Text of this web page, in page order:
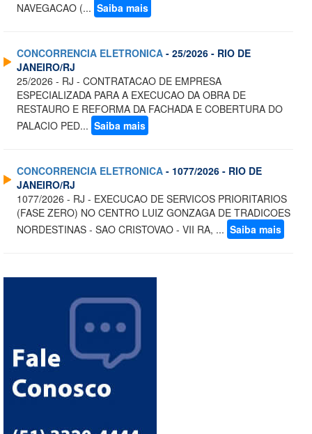
NAVEGACAO (... Saiba mais
CONCORRENCIA ELETRONICA - 25/2026 - RIO DE
JANEIRO/RJ
25/2026 - RJ - CONTRATACAO DE EMPRESA
ESPECIALIZADA PARA A EXECUCAO DA OBRA DE
RESTAURO E REFORMA DA FACHADA E COBERTURA DO
PALACIO PED... Saiba mais
CONCORRENCIA ELETRONICA - 1077/2026 - RIO DE
JANEIRO/RJ
1077/2026 - RJ - EXECUCAO DE SERVICOS PRIORITARIOS
(FASE ZERO) NO CENTRO LUIZ GONZAGA DE TRADICOES
NORDESTINAS - SAO CRISTOVAO - VII RA, ... Saiba mais